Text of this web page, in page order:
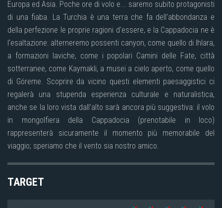
Europa ed Asia. Poche ore di volo e... saremo subito protagonisti
di una fiaba. La Turchia è una terra che fa dell'abbondanza e
della perfezione le proprie ragioni d'essere, e la Cappadocia ne è
l'esaltazione: alterneremo possenti canyon, come quello di Ihlara,
a formazioni laviche, come i popolari Camini delle Fate, città
sotterranee, come Kaymakli, a musei a cielo aperto, come quello
di Göreme. Scoprire da vicino questi elementi paesaggistici ci
regalerà una stupenda esperienza culturale e naturalistica,
anche se la loro vista dall'alto sarà ancora più suggestiva: il volo
in mongolfiera della Cappadocia (prenotabile in loco)
rappresenterà sicuramente il momento più memorabile del
viaggio; speriamo che il vento sia nostro amico.
TARGET